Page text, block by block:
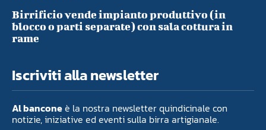
Birrificio vende impianto produttivo (in
blocco o parti separate) con sala cottura in
rame
Iscriviti alla newsletter
Al banconeè la nostra newsletter quindicinale con
notizie, iniziative ed eventi sulla birra artigianale.